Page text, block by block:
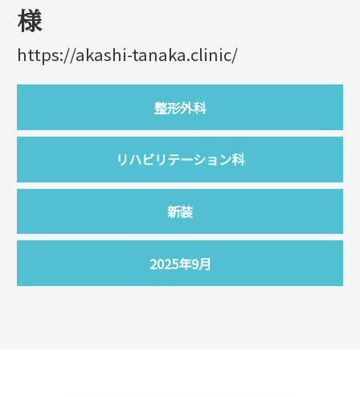
様
https://akashi-tanaka.clinic/
整形外科
リハビリテーション科
新装
2025年9月